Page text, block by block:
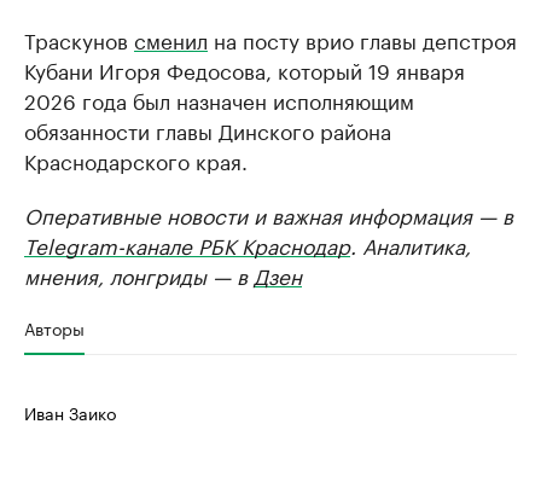
Траскунов сменил на посту врио главы депстроя
Кубани Игоря Федосова, который 19 января
2026 года был назначен исполняющим
обязанности главы Динского района
Краснодарского края.
Оперативные новости и важная информация — в
Telegram-канале РБК Краснодар. Аналитика,
мнения, лонгриды — в Дзен
Авторы
Иван Заико